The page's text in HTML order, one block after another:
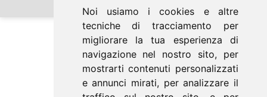
Noi usiamo i cookies e altre
tecniche di tracciamento per
migliorare la tua esperienza di
navigazione nel nostro sito, per
mostrarti contenuti personalizzati
e annunci mirati, per analizzare il
cookie policy contatti
|
disclaimer